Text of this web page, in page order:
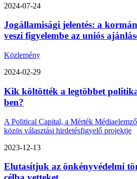
2024-07-24
Jogállamisági jelentés: a
veszi figyelembe az uniós
Közlemény
2024-02-29
Kik költötték a legtöbbet
ben?
A Political Capital, a Mérték
közös választási hirdetésfigyelő projektje
2023-12-13
Elutasítjuk az önkényvédelmi